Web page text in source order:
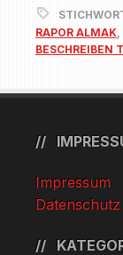
RAPOR ALMAK,
BESCHREIBEN
Impressum
Datenschutz